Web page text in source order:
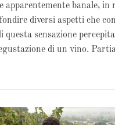
apparentemente banale, in
diversi aspetti che
sensazione
di un vino.